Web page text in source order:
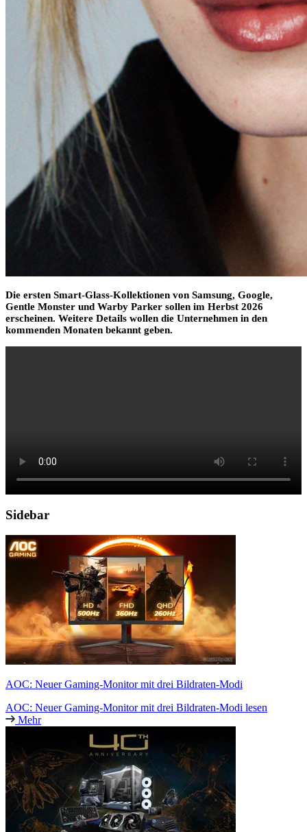
Die ersten Smart-Glass-Kollektionen von Samsung, Google,
Gentle Monster und Warby Parker sollen im Herbst 2026
erscheinen. Weitere Details wollen die Unternehmen in den
kommenden Monaten bekannt geben.
Sidebar
AOC: Neuer Gaming-Monitor mit drei Bildraten-Modi
AOC: Neuer Gaming-Monitor mit drei Bildraten-Modi lesen
Mehr